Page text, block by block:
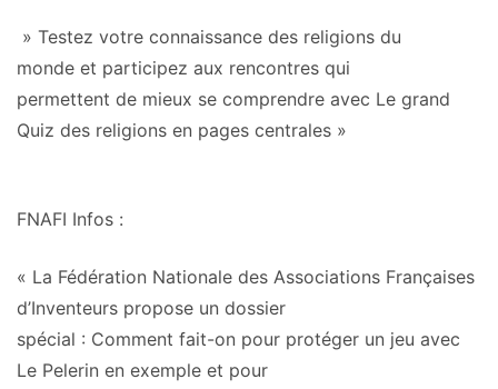
» Testez votre connaissance des religions du
monde et participez aux rencontres qui
permettent de mieux se comprendre avec Le grand
Quiz des religions en pages centrales »
FNAFI Infos :
« La Fédération Nationale des Associations Françaises
d’Inventeurs propose un dossier
spécial : Comment fait-on pour protéger un jeu avec
Le Pelerin en exemple et pour